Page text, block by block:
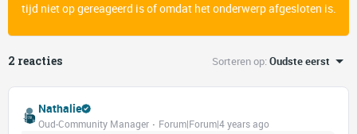
tijd niet op gereageerd is of omdat het onderwerp afgesloten is.
2 reacties Sorteren op:Oudste eerst
Nathalie
Oud-Community Manager Forum|Forum|4 years ago